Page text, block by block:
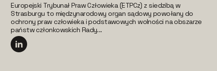
Europejski Trybunał Praw Człowieka (ETPCz) z siedzibą w
Strasburgu to międzynarodowy organ sądowy powołany do
ochrony praw człowieka i podstawowych wolności na obszarze
państw członkowskich Rady...